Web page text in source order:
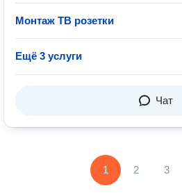
Монтаж ТВ розетки
Ещё 3 услуги
Чат
1 2 3